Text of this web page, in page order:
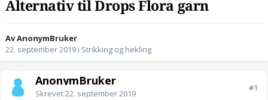
Alternativ til Drops Flora garn
Av AnonymBruker
22. september 2019 i Strikking og hekling
AnonymBruker
Skrevet22. september 2019
#1